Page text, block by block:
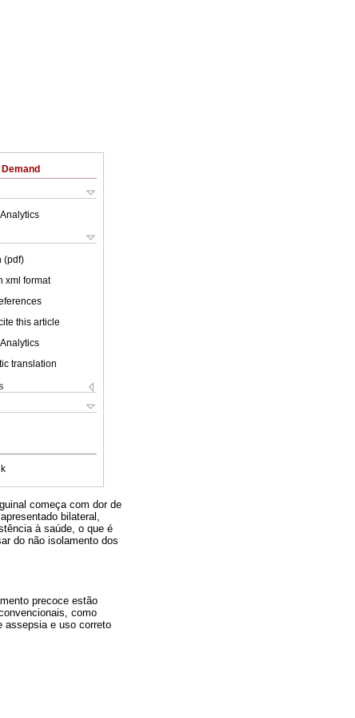
(pdf)
xml format
this article
translation
começa com dor de
bilateral,
à saúde, o que é
do não isolamento dos
precoce estão
como
assepsia e uso correto